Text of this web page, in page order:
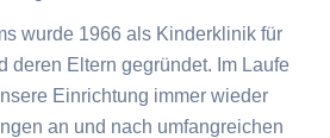
wurde 1966 als Kinderklinik für
deren Eltern gegründet. Im Laufe
Einrichtung immer wieder
an und nach umfangreichen